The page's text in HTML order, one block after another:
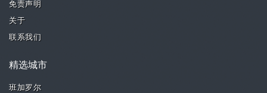
免责声明
关于
联系我们
精选城市
班加罗尔